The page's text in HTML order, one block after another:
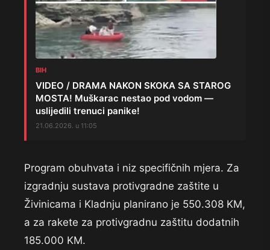
BIH
VIDEO / DRAMA NAKON SKOKA SA STAROG
MOSTA! Muškarac nestao pod vodom —
uslijedili trenuci panike!
21.06.2026. u 11:05
Program obuhvata i niz specifičnih mjera. Za
izgradnju sustava protivgradne zaštite u
Živinicama i Kladnju planirano je 550.308 KM,
a za rakete za protivgradnu zaštitu dodatnih
185.000 KM.